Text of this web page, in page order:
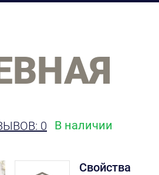
0 В наличии
Свойства